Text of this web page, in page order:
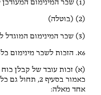
(1) שכר המינימום המעודכן ליום 1 באפריל של כל שנה;
(2) (בוטלה)
(3) שכר המינימום המוגדל לפי הוראות סעיף 4 ומועד תחילתו.
6א. הזכות לשכר מינימום כלפי מעסיק בפועל (תיקון: תשס"ב3)
(א) זכות עובד של קבלן
כאמור בסעיף 2,
אחד מאלה: